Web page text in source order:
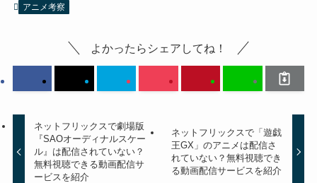
アニメ考察
よかったらシェアしてね！
ネットフリックスで劇場版
『SAOオーディナルスケー
ル』は配信されていない？
無料視聴できる動画配信サ
ービスを紹介
ネットフリックスで「遊戯
王GX」のアニメは配信さ
れていない？無料視聴でき
る動画配信サービスを紹介